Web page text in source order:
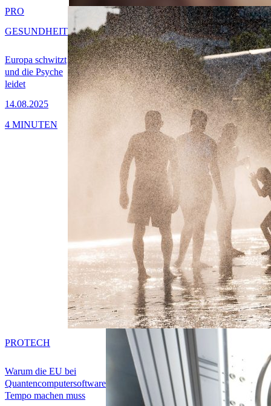
Europa schwitzt
und die Psyche
leidet
14.08.2025
PRO
GESUNDHEIT
4 MINUTEN
Warum die EU bei
Quantencomputersoftware
Tempo machen muss
PROTECH